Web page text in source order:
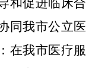
和促进临床合
同我市公立医
在我市医疗服